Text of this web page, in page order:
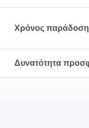
Χρόνος
Δυνατότητα